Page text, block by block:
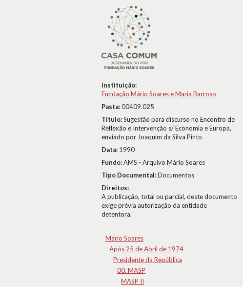
Instituição:
Fundação Mário Soares e Maria Barroso
Pasta:00409.025
Título:Sugestão para discurso no Encontro de
Reflexão e Intervenção s/ Economia e Europa,
enviado por Joaquim da Silva Pinto
Data: 1990
Fundo:AMS - Arquivo Mário Soares
Tipo Documental:Documentos
Direitos:
A publicação, total ou parcial, deste documento
exige prévia autorização da entidade
detentora.
Mário Soares
Após 25 de Abril de 1974
Presidente da República
00. MASP
MASP II